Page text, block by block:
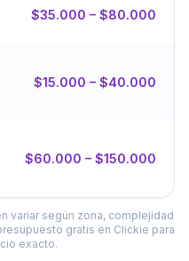
$35.000 – $80.000
$15.000 – $40.000
$60.000 – $150.000
variar según zona, complejidad
gratis en Clickie para
exacto.